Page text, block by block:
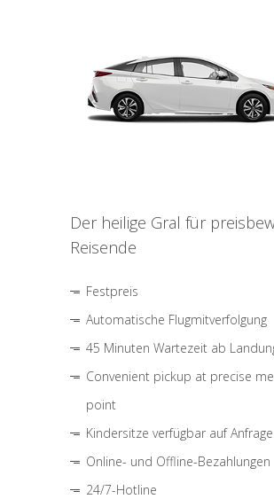
Der heilige Gral für
Reisende
Festpreis
Automatische Flugmitverfolgung
45 Minuten Wartezeit ab
Convenient pickup at precise
point
Kindersitze verfügbar auf Anfrage
Online- und Offline-Bezahlungen
24/7-Hotline